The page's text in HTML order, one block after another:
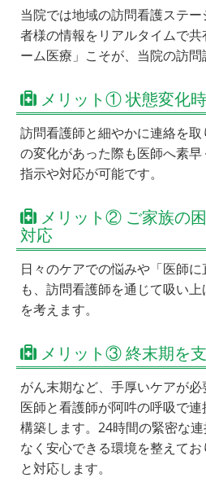
当院では地域の訪問看護ステ
者様の情報をリアルタイムで
ーム医療」こそが、当院の訪問
メリット① 状態変化
訪問看護師と細やかに連絡を
の変化があった際も医師へ素
指示や対応が可能です。
メリット② ご家族の
対応
日々のケアでの悩みや「医師に
も、訪問看護師を通じて吸い
を考えます。
メリット③ 終末期を
がん末期など、手厚いケアが必
医師と看護師が阿吽の呼吸で
構築します。24時間の緊密な
なく安心できる環境を整えて
と対応します。